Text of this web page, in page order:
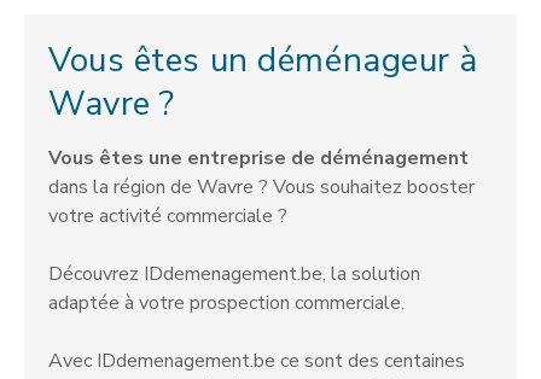
Vous êtes un déménageur à
Wavre ?
Vous êtes une entreprise de déménagement
dans la région de Wavre ? Vous souhaitez booster
votre activité commerciale ?
Découvrez IDdemenagement.be, la solution
adaptée à votre prospection commerciale.
Avec IDdemenagement.be ce sont des centaines